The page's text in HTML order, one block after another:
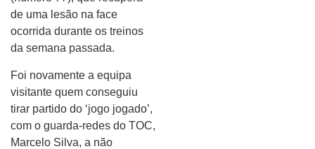
de uma lesão na face
ocorrida durante os treinos
da semana passada.
Foi novamente a equipa
visitante quem conseguiu
tirar partido do ‘jogo jogado’,
com o guarda-redes do TOC,
Marcelo Silva, a não